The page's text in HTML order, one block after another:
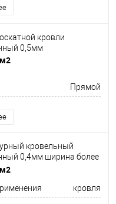
кровли
0,5мм
Прямой
кровельный
0,4мм ширина более
кровля